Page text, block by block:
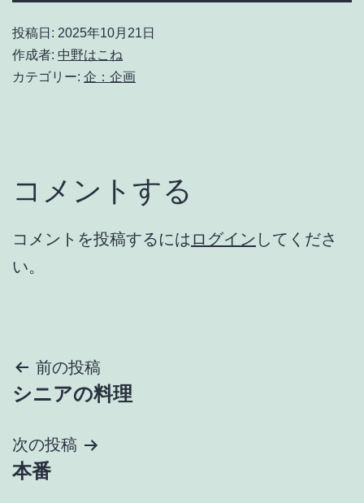
投稿日: 2025年10月21日
作成者: 中野はこね
カテゴリー: 企：企画
コメントする
コメントを投稿するには ログイン してくださ
い。
投
稿
ナ
ビ
前の投稿
シニアの料理
次の投稿
本番